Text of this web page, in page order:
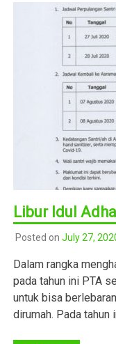
Libur Idul
Posted on July 27,
Dalam rangka
pada tahun ini PTA
untuk bisa
dirumah. Pada tahun